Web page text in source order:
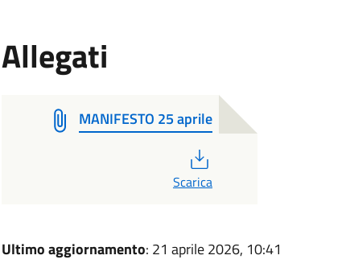
Allegati
MANIFESTO 25 aprile
Scarica
Ultimo aggiornamento: 21 aprile 2026, 10:41